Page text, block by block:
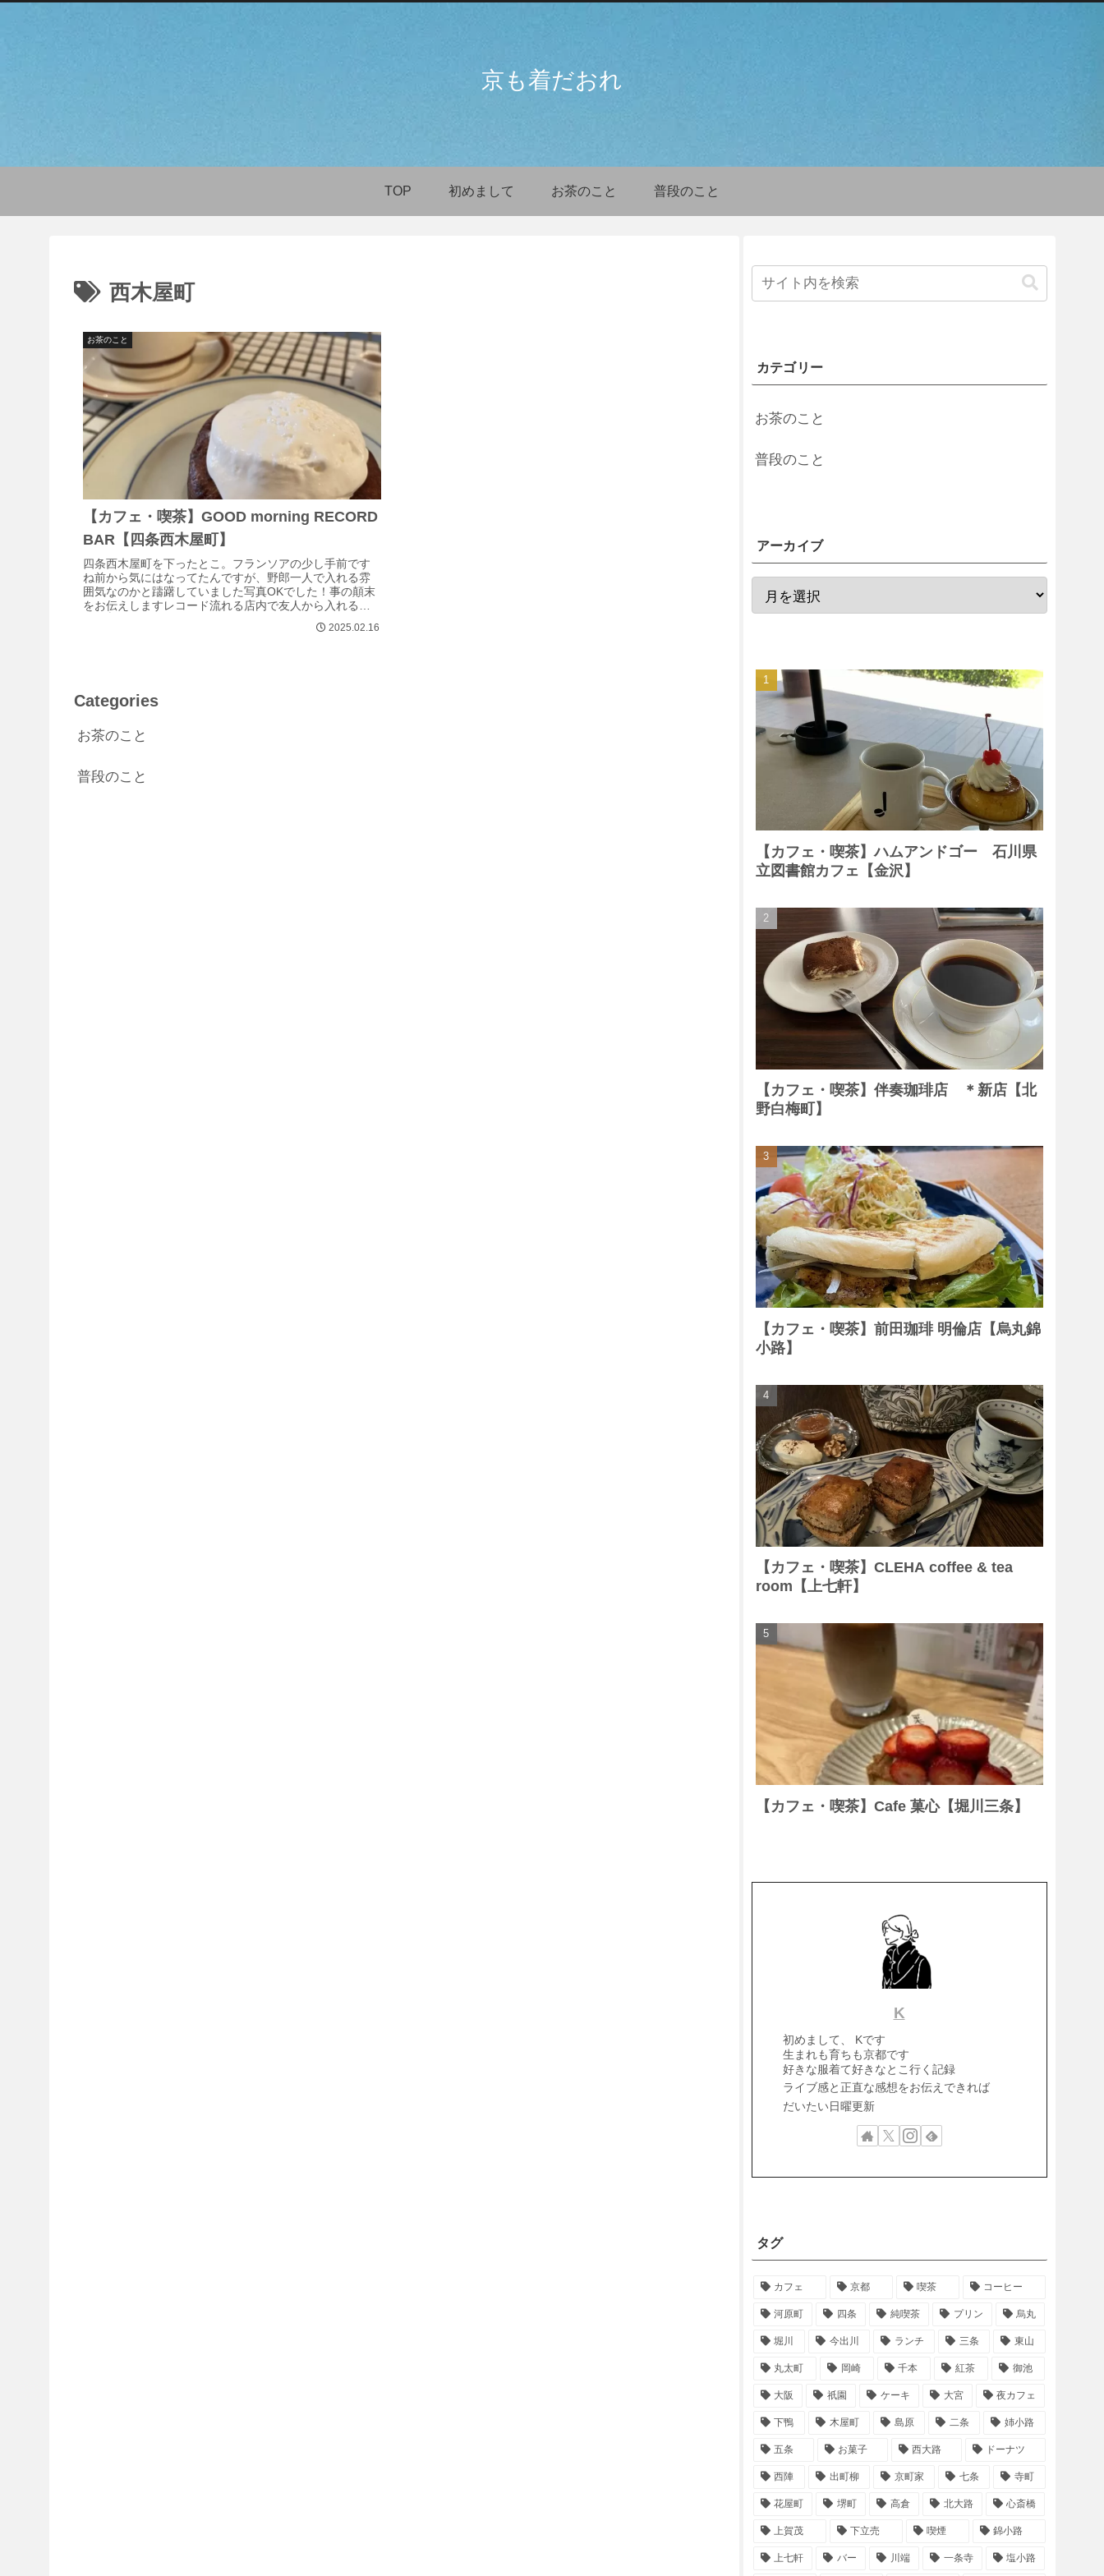
京も着だおれ
TOP 初めまして お茶のこと 普段のこと
西木屋町
お茶のこと
【カフェ・喫茶】GOOD morning RECORD
BAR【四条西木屋町】
四条西木屋町を下ったとこ。フランソアの少し手前です
ね前から気にはなってたんですが、野郎一人で入れる雰
囲気なのかと躊躇していました写真OKでした！事の顛末
をお伝えしますレコード流れる店内で友人から入れる入
2025.02.16
Categories
お茶のこと
普段のこと
カテゴリー
お茶のこと
普段のこと
アーカイブ
【カフェ・喫茶】ハムアンドゴー 石川県
立図書館カフェ【金沢】
【カフェ・喫茶】伴奏珈琲店 ＊新店【北
野白梅町】
【カフェ・喫茶】前田珈琲 明倫店【烏丸錦
小路】
【カフェ・喫茶】CLEHA coffee & tea
room【上七軒】
【カフェ・喫茶】Cafe 菓心【堀川三条】
K
初めまして、 Kです
生まれも育ちも京都です
好きな服着て好きなとこ行く記録
ライブ感と正直な感想をお伝えできれば
だいたい日曜更新
タグ
カフェ 京都 喫茶 コーヒー
河原町 四条 純喫茶 プリン 烏丸
堀川 今出川 ランチ 三条 東山
丸太町 岡崎 千本 紅茶 御池
大阪 祇園 ケーキ 大宮 夜カフェ
下鴨 木屋町 島原 二条 姉小路
五条 お菓子 西大路 ドーナツ
西陣 出町柳 京町家 七条 寺町
花屋町 堺町 高倉 北大路 心斎橋
上賀茂 下立売 喫煙 錦小路
上七軒 バー 川端 一条寺 塩小路